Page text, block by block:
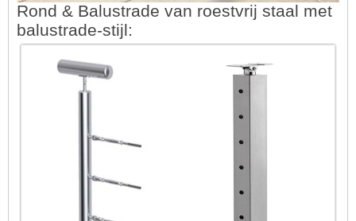
Rond & Balustrade van roestvrij staal met
balustrade-stijl: